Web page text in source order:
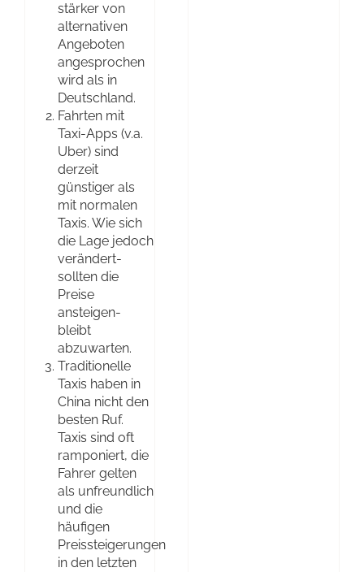
stärker von
alternativen
Angeboten
angesprochen
wird als in
Deutschland.
Fahrten mit
Taxi-Apps (v.a.
Uber) sind
derzeit
günstiger als
mit normalen
Taxis. Wie sich
die Lage jedoch
verändert-
sollten die
Preise
ansteigen-
bleibt
abzuwarten.
Traditionelle
Taxis haben in
China nicht den
besten Ruf.
Taxis sind oft
ramponiert, die
Fahrer gelten
als unfreundlich
und die
häufigen
Preissteigerungen
in den letzten